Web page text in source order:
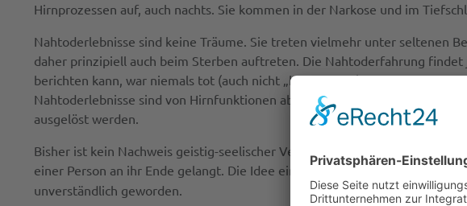
Hirnprozessen auf, auch nachts. Sie kommen in der Narkose und im
Nahtoderlebnisse sind keine Träume. Sie treten vielmehr unter seltenen
daher prinzipiell auch beim Sterben auftreten. Die Nahtoderfahrung
berichten kann, war niemals tot (auch nicht „klinisch tot“); denn das
Nahtoderlebnisse sind von Hirnfunktionen abhängig; sie können in
ausgelöst werden.
Bisher ist kein Nachweis geistig-seelischer Vermögen ohne zugrunde
einer Person an ihr Ende gelangt. Die Idee einer körperlosen (hirnlosen)
unverständlich geworden.